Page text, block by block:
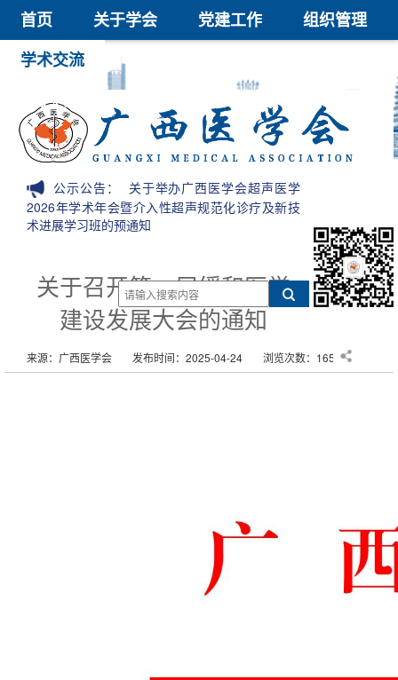
首页 关于学会 党建工作
组织管理
学术交流
继续教育
医学科技奖
信息公开
公示公告： 关于举办广西医学会超声医学
2026年学术年会暨介入性超声规范化诊疗及新技
术进展学习班的预通知
关于召开第一届缓和医学
建设发展大会的通知
来源：广西医学会 发布时间：2025-04-24 浏览次数：1650次